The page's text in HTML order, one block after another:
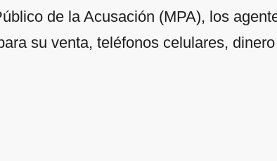
de la Acusación (MPA), los
su venta, teléfonos celulares,